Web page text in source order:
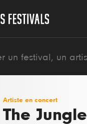
Artiste en concert
The Jungle